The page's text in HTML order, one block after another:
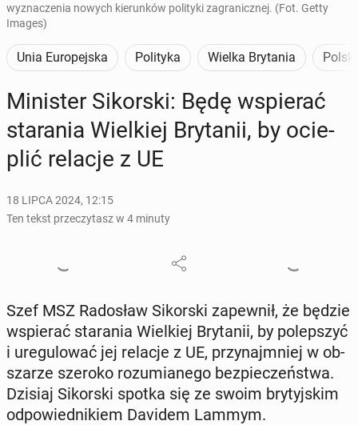
wyznaczenia nowych kierunków polityki zagranicznej. (Fot. Getty
Images)
Unia Europejska Polityka Wielka Brytania
Mi­ni­ster Si­kor­ski: Będę wspie­rać
sta­ra­nia Wiel­kiej Bry­ta­nii, by ocie­
plić relacje z UE
18 LIPCA 2024, 12:15
Ten tekst przeczytasz w 4 minuty
Szef MSZ Ra­do­sław Si­kor­ski za­pew­nił, że będzie
wspie­rać sta­ra­nia Wiel­kiej Bry­ta­nii, by po­lep­szyć
i ure­gu­lo­wać jej relacje z UE, przy­naj­mniej w ob­
sza­rze szeroko ro­zu­mia­ne­go bez­pie­czeń­stwa.
Dzisiaj Si­kor­ski spotka się ze swoim bry­tyj­skim
od­po­wied­ni­kiem Davidem Lammym.